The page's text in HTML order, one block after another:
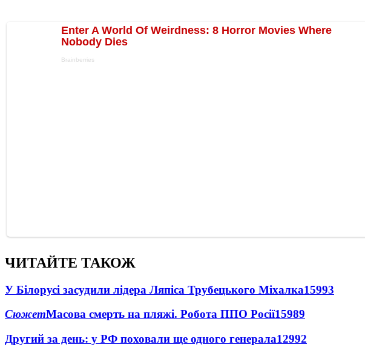
ЧИТАЙТЕ ТАКОЖ
У Білорусі засудили лідера Ляпіса Трубецького Міхалка15993
СюжетМасова смерть на пляжі. Робота ППО Росії15989
Другий за день: у РФ поховали ще одного генерала12992